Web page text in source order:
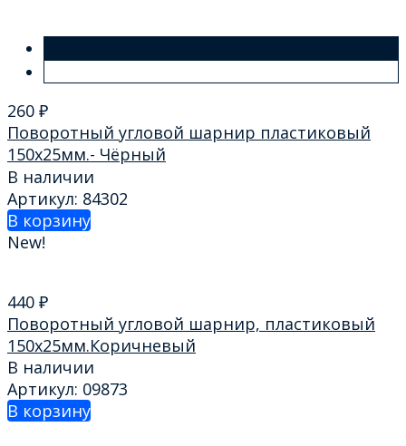
260 ₽
Поворотный угловой шарнир пластиковый
150х25мм.- Чёрный
В наличии
Артикул: 84302
В корзину
New!
440 ₽
Поворотный угловой шарнир, пластиковый
150х25мм.Коричневый
В наличии
Артикул: 09873
В корзину